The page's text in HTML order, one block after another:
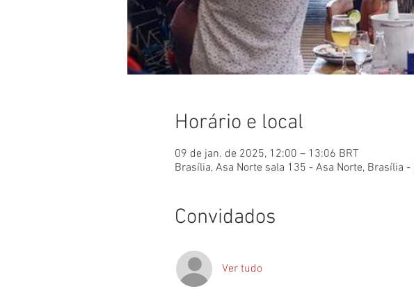
Horário e local
09 de jan. de 2025, 12:00 – 13:06 BRT
Brasília, Asa Norte sala 135 - Asa Norte, Brasília
Convidados
Ver tudo